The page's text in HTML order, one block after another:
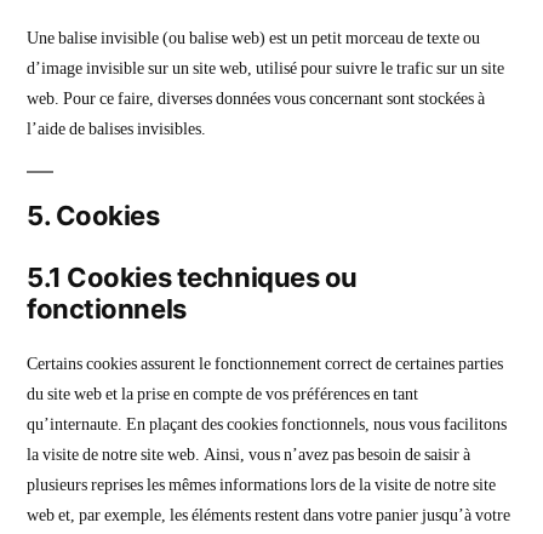
Une balise invisible (ou balise web) est un petit morceau de texte ou
d’image invisible sur un site web, utilisé pour suivre le trafic sur un site
web. Pour ce faire, diverses données vous concernant sont stockées à
l’aide de balises invisibles.
5. Cookies
5.1 Cookies techniques ou
fonctionnels
Certains cookies assurent le fonctionnement correct de certaines parties
du site web et la prise en compte de vos préférences en tant
qu’internaute. En plaçant des cookies fonctionnels, nous vous facilitons
la visite de notre site web. Ainsi, vous n’avez pas besoin de saisir à
plusieurs reprises les mêmes informations lors de la visite de notre site
web et, par exemple, les éléments restent dans votre panier jusqu’à votre